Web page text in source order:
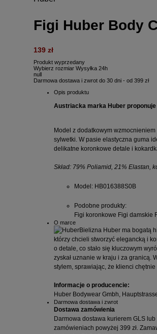
Figi Huber Body
139 zł
Produkt wyprzedany
Wybierz rozmiar Wysyłka 24h
null
Darmowa dostawa i zwrot do 30 dni - od 399 zł
Opis produktu
Austriacka marka Huber
Model z dodatkowym
sylwetki. W pasie elastyczna guma
delikatne koronkowe detale i
Skład: 79% Poliamid, 21% Elastan,
Model: HB016388S0B
Podobne produkty:
Figi koronkowe Figi damskie
O marce
Bielizna Huber ma bogatą
którzy chcieli stworzyć elegancką i
o detale, co stało się kluczowym
zyskał uznanie w kraju i za granicą.
stylem, sprawiając, że klienci
Informacje o producencie:
Huber Bodywear Gmbh,
Darmowa dostawa i zwrot
Dostawa zamówienia
Darmowa dostawa kurierem GLS
zamówieniach powyżej 399 zł.